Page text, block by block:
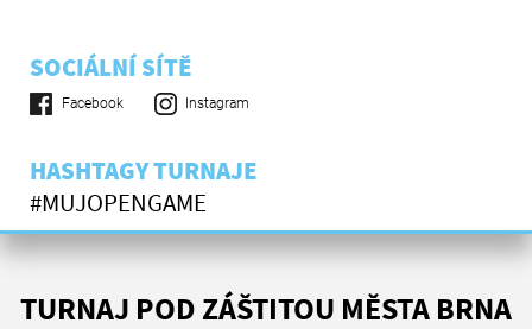
SOCIÁLNÍ SÍTĚ
Facebook Instagram
HASHTAGY TURNAJE
#MUJOPENGAME
TURNAJ POD ZÁŠTITOU MĚSTA BRNA